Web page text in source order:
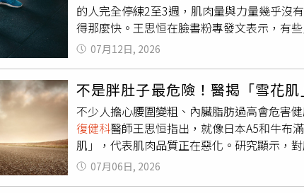
童與青少年，都屬於較高風險族群。衝浪前
師建議，兒童及高階衝浪者可考慮配戴防護
習技巧時應循序漸進，避免超出能力範圍。
率。高溫天氣慎防熱傷害 熱水腫、熱痙攣
師表示，熱水腫常表現為四肢腫脹，熱疹則
筋。以上3種情況通常皆可透過移至陰涼處
應立即停止運動而熱衰竭屬於中度熱傷害，
嚴重疲勞及無法繼續運動。此時應立即停止
速降溫有助改善預後此外，中暑是最嚴重的
他神經系統異常時，即可能為中暑。患者還
竭。中暑處理的關鍵在於迅速降溫。患者應
能受損，其他器官也可能陸續受到影響，而
一步說明，真正需要關注的不只是體重，而
肪，更容易造成慢性發炎及代謝異常，因此
尿病、心臟病、腎臟病及脂肪肝具有共同
究，目前證實最有效改善胰島素阻抗的方法
指出，代謝異常的發展並非不可逆，只要提
善，不僅有助於照顧單一器官，更可能降低
的人完全停練2至3週，肌肉量與力量幾乎沒
得那麼快。王思恒在臉書粉專發文表示，有
肌肉並沒有那麼容易流失，真正會影響的是
上站起來等等，日常活動就會幫助肌肉留
經常聽到有人說「肌肉掉很快」？王思恒說
同量級的事情，打石膏是把電池整個拔掉，
運轉。王思恒指出，走路去買菜、提東西上
要肌肉出力，每一次從椅子上站起來，用到
圍，不能無限延伸，如果完全不練好幾個月
仍會守住肌肉，「不是叫你乾脆不用練了
07月12日, 2026
不是胖肚子最危險！醫揭「雪花
不少人擔心腰圍變粗、內臟脂肪過高會危害
復健科醫師王思恒指出，就像日本A5和牛布
肌」，代表肌肉品質正在惡化。研究顯示，
脂肪更強，若未及早改善，不僅增加糖尿病
值得警惕。王思恒在臉書粉專「一分鐘健
07月06日, 2026